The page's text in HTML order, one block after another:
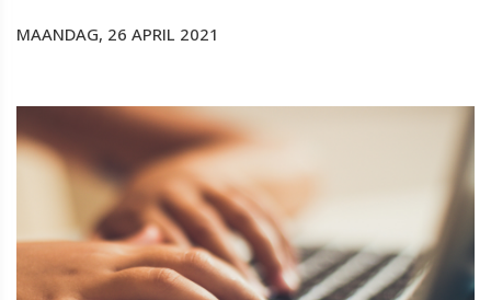
MAANDAG, 26 APRIL 2021